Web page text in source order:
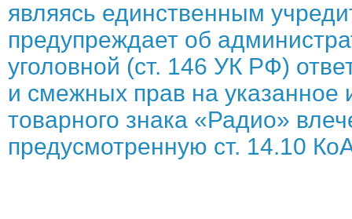
являясь единственным
предупреждает об
уголовной (ст. 146 УК РФ)
и смежных прав на указанное
товарного знака «Радио»
предусмотренную ст. 14.10